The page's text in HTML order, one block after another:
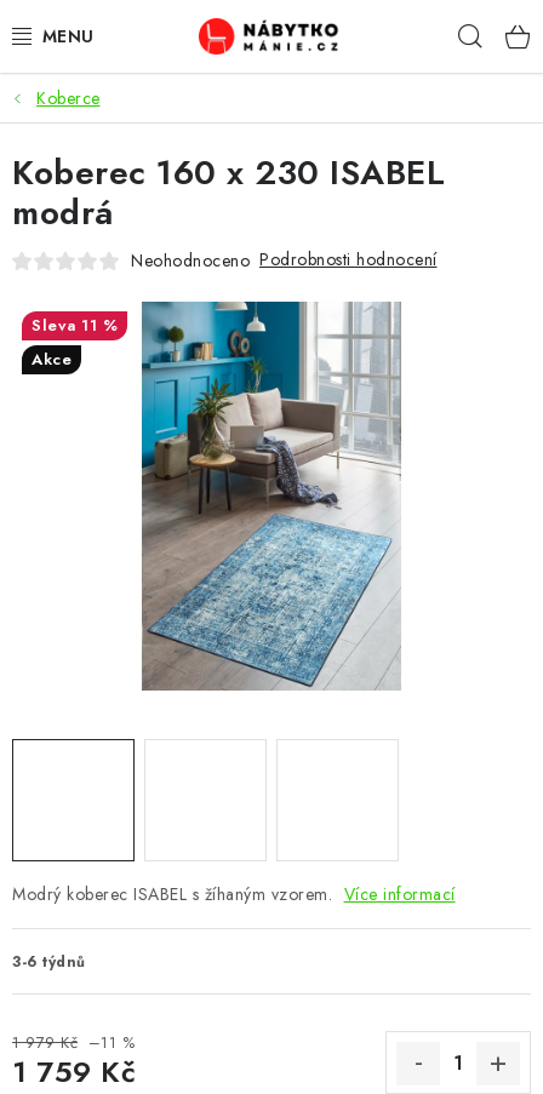
na
OBÝVACÍ POKOJ
KUCHYŇ A JÍDELNA
LOŽNICE
KANCELÁŘ / PRACOVNA
KOUPELNA A WC
CHOVATELSKÉ POTŘEBY
DOPLŇKY A DEKORACE
OSTATNÍ
VÝPRODEJ
Vše o nákupu Info
Reklamace a odstoupení od smlouvy
Kontakty
Koberce
Modrý koberec ISABEL s žíhaným vzorem. Více informací
3-6 týdnů
1 979 Kč –11 %
1 759 Kč
Koberec 160 x 230 ISABEL
modrá
Neohodnoceno Podrobnosti hodnocení
11 %
Akce